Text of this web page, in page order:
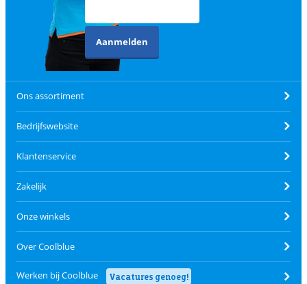
Aanmelden
Ons assortiment
Bedrijfswebsite
Klantenservice
Zakelijk
Onze winkels
Over Coolblue
Werken bij Coolblue Vacatures genoeg!